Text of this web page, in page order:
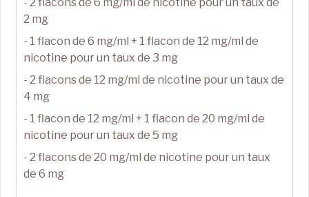
2 mg
- 1 flacon de 6 mg/ml + 1 flacon de 12 mg/ml de
nicotine pour un taux de 3 mg
- 2 flacons de 12 mg/ml de nicotine pour un taux de
4 mg
- 1 flacon de 12 mg/ml + 1 flacon de 20 mg/ml de
nicotine pour un taux de 5 mg
- 2 flacons de 20 mg/ml de nicotine pour un taux
de 6 mg